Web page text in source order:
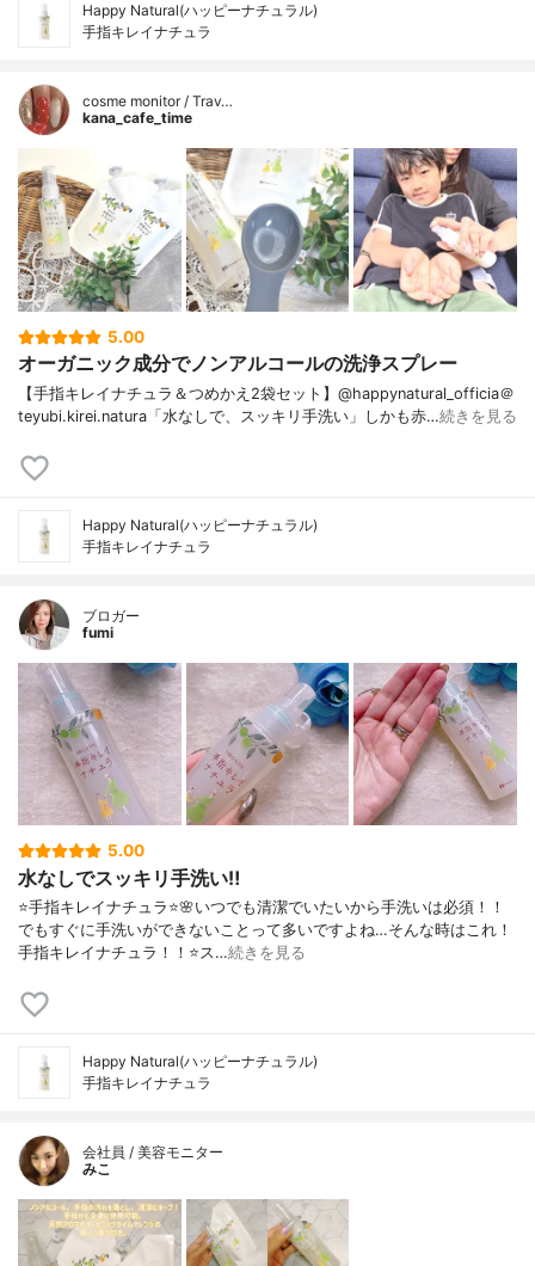
Happy Natural(ハッピーナチュラル)
手指キレイナチュラ
cosme monitor / Trav…
kana_cafe_time
5.00
オーガニック成分でノンアルコールの洗浄スプレー
【手指キレイナチュラ＆つめかえ2袋セット】@happynatural_officia＠
teyubi.kirei.natura「水なしで、スッキリ手洗い」しかも赤…続きを見る
Happy Natural(ハッピーナチュラル)
手指キレイナチュラ
ブロガー
fumi
5.00
水なしでスッキリ手洗い‼️
⭐️手指キレイナチュラ⭐️🌸いつでも清潔でいたいから手洗いは必須！！
でもすぐに手洗いができないことって多いですよね…そんな時はこれ！
手指キレイナチュラ！！⭐️ス…続きを見る
Happy Natural(ハッピーナチュラル)
手指キレイナチュラ
会社員 / 美容モニター
みこ